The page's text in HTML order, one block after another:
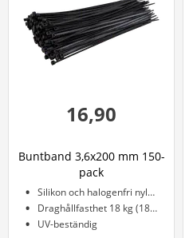
16,90
Buntband 3,6x200 mm 150-
pack
Silikon och halogenfri nylon
Draghållfasthet 18 kg (180 N)
UV-beständig